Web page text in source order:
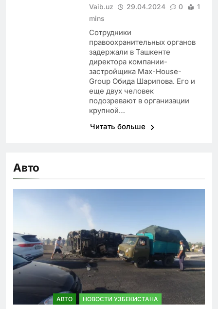
Vaib.uz 29.04.2024 0
1
mins
Сотрудники
правоохранительных органов
задержали в Ташкенте
директора компании-
застройщика Max-House-
Group Обида Шарипова. Его и
еще двух человек
подозревают в организации
крупной…
Читать больше
Авто
АВТО НОВОСТИ УЗБЕКИСТАНА